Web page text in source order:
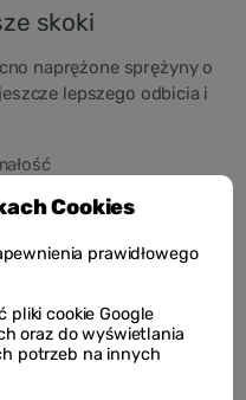
skoki
naprężone sprężyny o
lepszego odbicia i
szarpania
użytkowania
na jakość zabawy!
Cookies
prawidłowego
pliki cookie Google
oraz do wyświetlania
potrzeb na innych